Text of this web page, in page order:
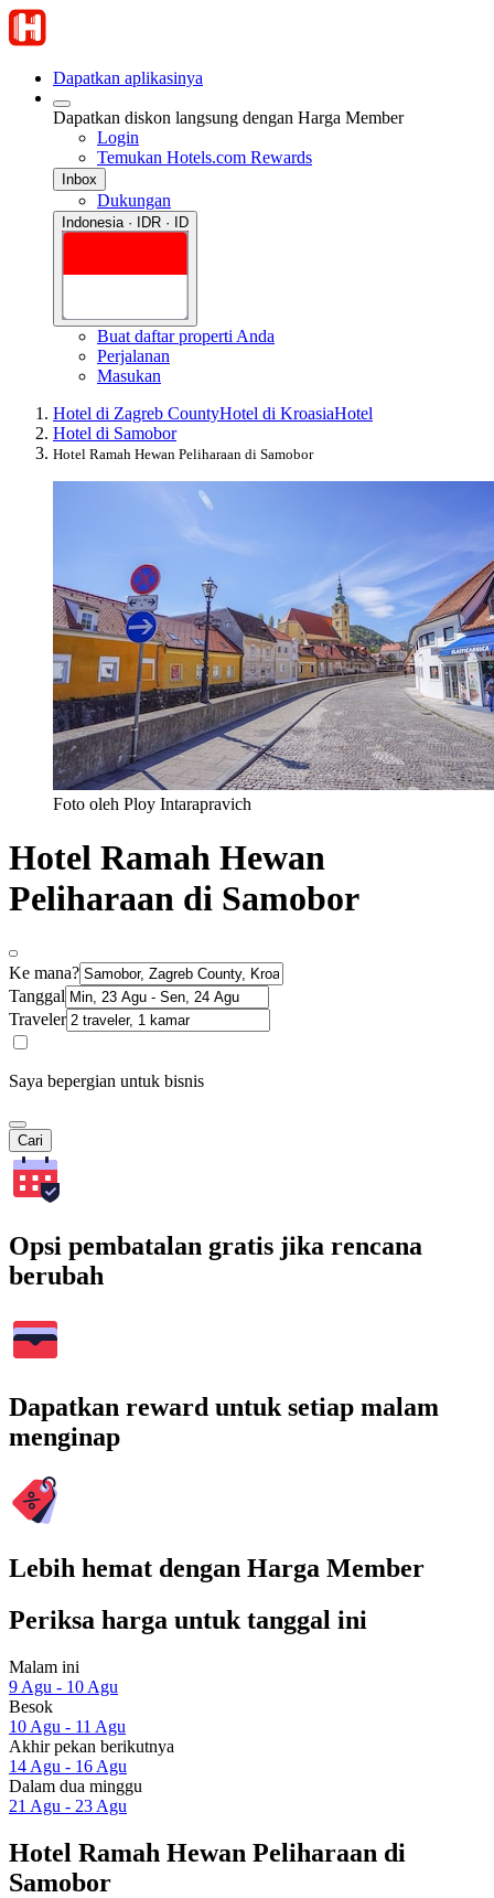
Dapatkan aplikasinya
Dapatkan diskon langsung dengan Harga Member
Login
Temukan Hotels.com Rewards
Inbox
Dukungan
Indonesia · IDR · ID
Buat daftar properti Anda
Perjalanan
Masukan
Hotel di Zagreb CountyHotel di KroasiaHotel
Hotel di Samobor
Hotel Ramah Hewan Peliharaan di Samobor
Foto oleh Ploy Intarapravich
Hotel Ramah Hewan
Peliharaan di Samobor
Ke mana?
Tanggal
Traveler
Saya bepergian untuk bisnis
Cari
Opsi pembatalan gratis jika rencana
berubah
Dapatkan reward untuk setiap malam
menginap
Lebih hemat dengan Harga Member
Periksa harga untuk tanggal ini
Malam ini
9 Agu - 10 Agu
Besok
10 Agu - 11 Agu
Akhir pekan berikutnya
14 Agu - 16 Agu
Dalam dua minggu
21 Agu - 23 Agu
Hotel Ramah Hewan Peliharaan di
Samobor